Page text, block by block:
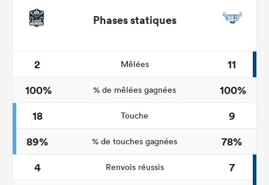
Phases statiques
2 Mêlées
11
100%
% de mêlées gagnées
100%
18
Touche
9
89%
% de touches gagnées
78%
4
Renvois réussis
7